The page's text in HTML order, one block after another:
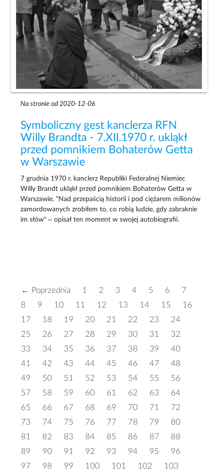
Na stronie od 2020-12-06
Symboliczny gest kanclerza RFN
Willy Brandta - 7.XII.1970 r. ukląkł
przed pomnikiem Bohaterów Getta
w Warszawie
7 grudnia 1970 r. kanclerz Republiki Federalnej Niemiec
Willy Brandt ukląkł przed pomnikiem Bohaterów Getta w
Warszawie. "Nad przepaścią historii i pod ciężarem milionów
zamordowanych zrobiłem to, co robią ludzie, gdy zabraknie
im słów" – opisał ten moment w swojej autobiografii.
← Poprzednia 1 2 3 4 5 6
7
8
9 10 11 12 13 14 15
16
17
18 19 20 21 22 23
24
25
26 27 28 29 30 31
32
33
34 35 36 37 38 39
40
41
42 43 44 45 46 47
48
49
50 51 52 53 54 55
56
57
58 59 60 61 62 63
64
65
66 67 68 69 70 71
72
73
74 75 76 77 78 79
80
81
82 83 84 85 86 87
88
89
90 91 92 93 94 95
96
97
98 99 100 101 102
103